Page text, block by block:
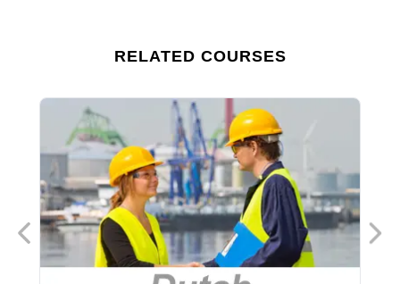
RELATED COURSES